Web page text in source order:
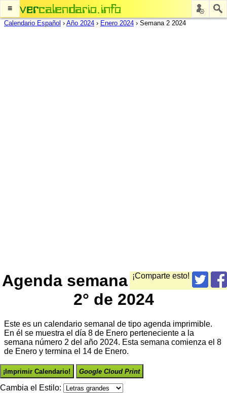
≡
Calendario Español › Año 2024 › Enero 2024 › Semana 2 2024
¡Comparte esto!
Agenda semana
2° de 2024
Este es un calendario semanal de tipo agenda imprimible.
En él se muestra el día 8 de Enero perteneciente a la
semana número 2 del año 2024. Esta semana comienza el 8
de Enero y termina el 14 de Enero.
¡Imprimir Calendario! Google Cloud Print
Cambia el Estilo: